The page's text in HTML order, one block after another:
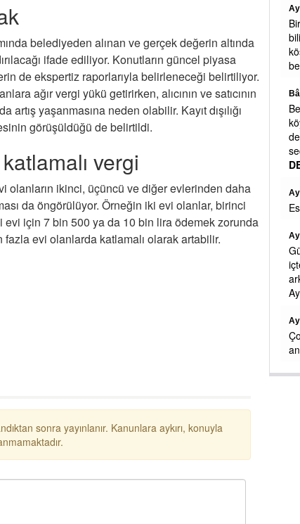
belediyeden alınan ve gerçek değerin altında
ifade ediliyor. Konutların güncel piyasa
de ekspertiz raporlarıyla belirleneceği belirtiliyor.
ağır vergi yükü getirirken, alıcının ve satıcının
yaşanmasına neden olabilir. Kayıt dışılığı
görüşüldüğü de belirtildi.
vergi
olanların ikinci, üçüncü ve diğer evlerinden daha
da öngörülüyor. Örneğin iki evi olanlar, birinci
için 7 bin 500 ya da 10 bin lira ödemek zorunda
fazla evi olanlarda katlamalı olarak artabilir.
sonra yayınlanır. Kanunlara aykırı, konuyla
bilirmisiniz,yolları asfalttan vazgeçtik
köstebek yuvalarını olsun kapatırlar
beliki.
Bâki kartal
Belediyeden allah razı olsun bâzen
köylere de yatırım yapsalar kocaman
DEVAMI
Ayhan Durak
Esnaf zorda. Çare değişimde.
Ayhan Durak